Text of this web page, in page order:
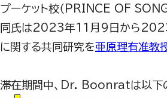
プーケット校（PRINCE OF
同氏は2023年11 月 9 日から
に関する共同研究を亜原理有准教
滞在期間中、 Dr. Boonratは以下